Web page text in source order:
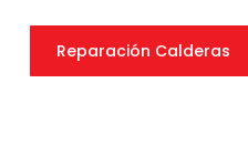
Reparación Calderas